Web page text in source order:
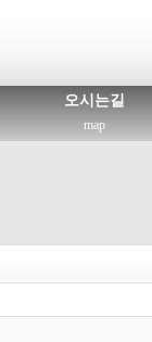
오시는길
map